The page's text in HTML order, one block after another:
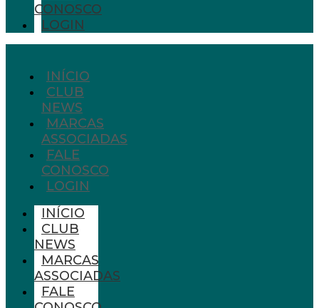
CONOSCO
LOGIN
INÍCIO
CLUB
NEWS
MARCAS
ASSOCIADAS
FALE
CONOSCO
LOGIN
INÍCIO
CLUB
NEWS
MARCAS
ASSOCIADAS
FALE